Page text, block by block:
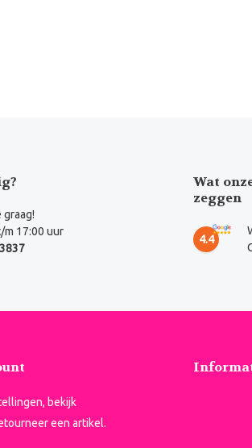
graag!
m 17:00 uur
Wat
zeggen
4.4
bekijk
een artikel.